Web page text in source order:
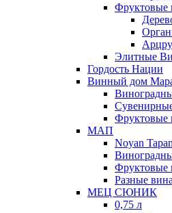
Фруктовые
Элитные
Гордость Нации
Винный дом
Фруктовые
МАП
Noyan Tapan
Разные вина
МЕЦ СЮНИК
0,75 л